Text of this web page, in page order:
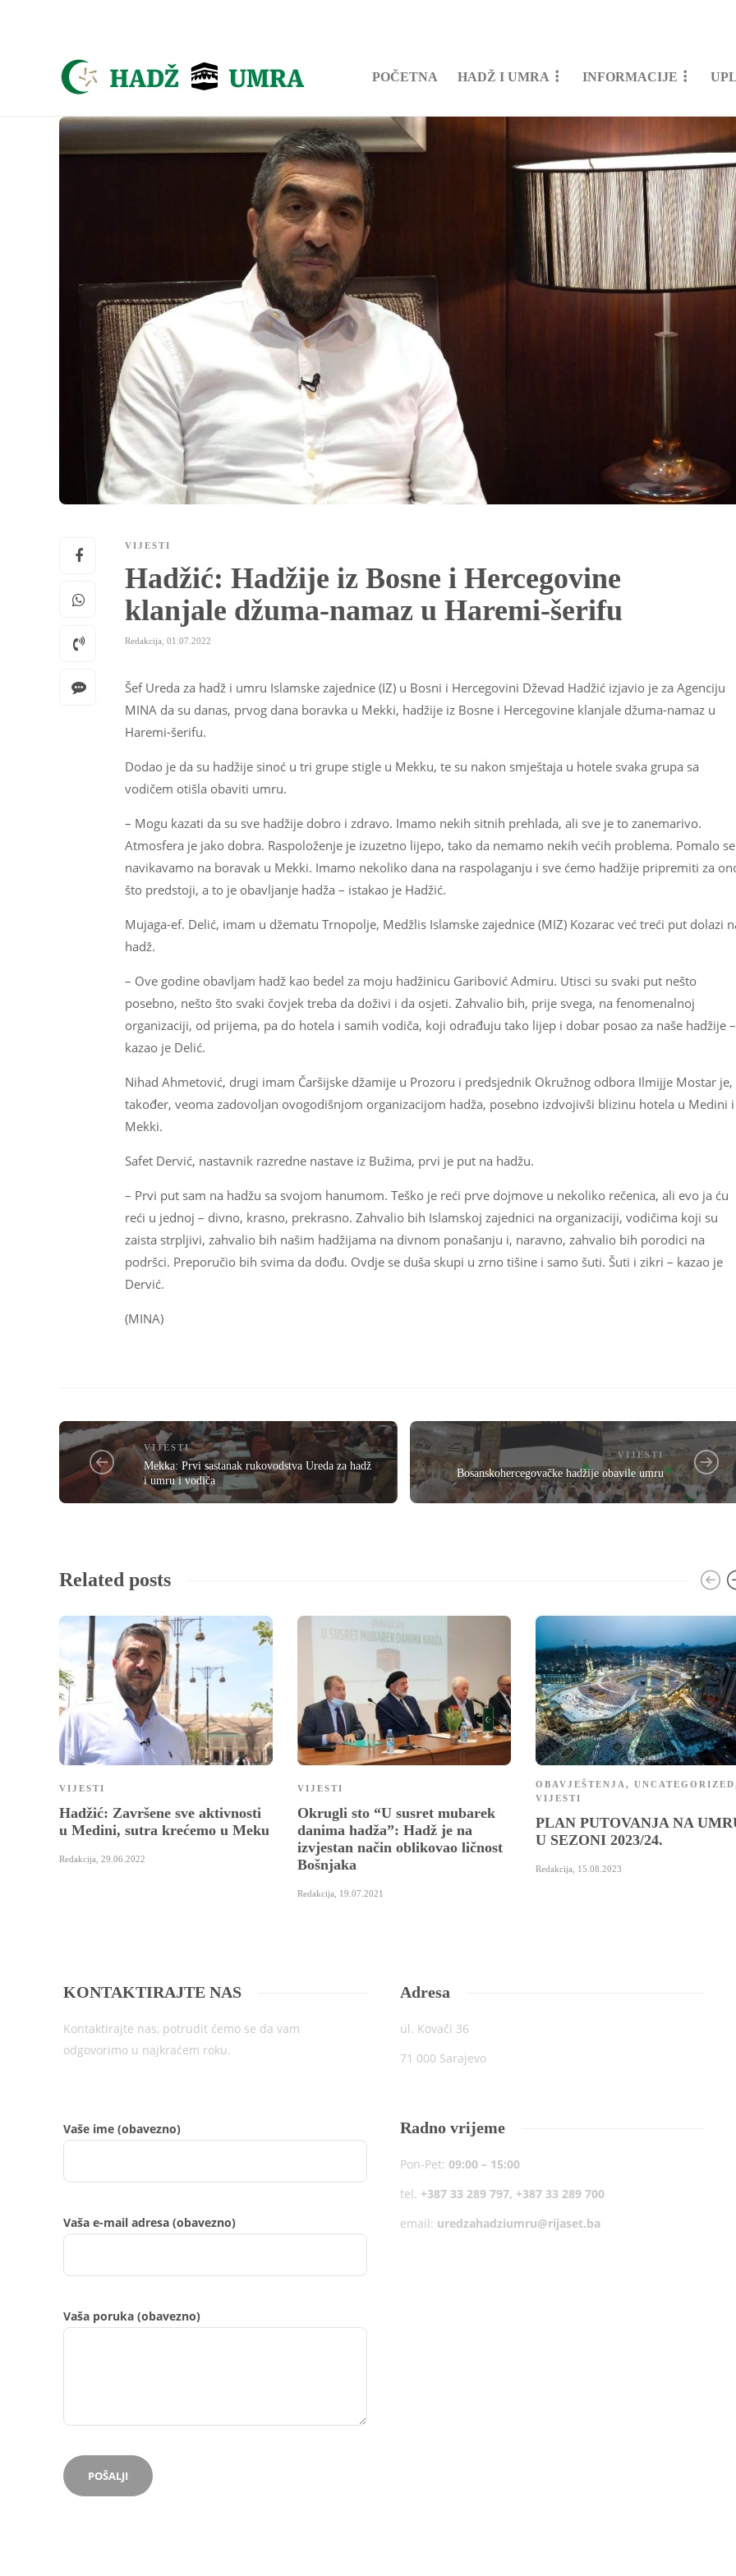
POČETNA HADŽ I UMRA INFORMACIJE
VIJESTI
Hadžić: Hadžije iz Bosne i Hercegovine
klanjale džuma-namaz u Haremi-šerifu
Redakcija 01.07.2022
Šef Ureda za hadž i umru Islamske zajednice (IZ) u Bosni i Hercegovini Dževad Hadžić izjavio je za Agenciju
MINA da su danas, prvog dana boravka u Mekki, hadžije iz Bosne i Hercegovine klanjale džuma-namaz u
Haremi-šerifu.
Dodao je da su hadžije sinoć u tri grupe stigle u Mekku, te su nakon smještaja u hotele svaka grupa sa
vodičem otišla obaviti umru.
– Mogu kazati da su sve hadžije dobro i zdravo. Imamo nekih sitnih prehlada, ali sve je to zanemarivo.
Atmosfera je jako dobra. Raspoloženje je izuzetno lijepo, tako da nemamo nekih većih problema. Pomalo se
navikavamo na boravak u Mekki. Imamo nekoliko dana na raspolaganju i sve ćemo hadžije pripremiti za
što predstoji, a to je obavljanje hadža – istakao je Hadžić.
Mujaga-ef. Delić, imam u džematu Trnopolje, Medžlis Islamske zajednice (MIZ) Kozarac već treći put dolazi
hadž.
– Ove godine obavljam hadž kao bedel za moju hadžinicu Garibović Admiru. Utisci su svaki put nešto
posebno, nešto što svaki čovjek treba da doživi i da osjeti. Zahvalio bih, prije svega, na fenomenalnoj
organizaciji, od prijema, pa do hotela i samih vodiča, koji odrađuju tako lijep i dobar posao za naše hadžije –
kazao je Delić.
Nihad Ahmetović, drugi imam Čaršijske džamije u Prozoru i predsjednik Okružnog odbora Ilmijje Mostar je,
također, veoma zadovoljan ovogodišnjom organizacijom hadža, posebno izdvojivši blizinu hotela u Medini i
Mekki.
Safet Dervić, nastavnik razredne nastave iz Bužima, prvi je put na hadžu.
– Prvi put sam na hadžu sa svojom hanumom. Teško je reći prve dojmove u nekoliko rečenica, ali evo ja ću
reći u jednoj – divno, krasno, prekrasno. Zahvalio bih Islamskoj zajednici na organizaciji, vodičima koji su
zaista strpljivi, zahvalio bih našim hadžijama na divnom ponašanju i, naravno, zahvalio bih porodici na
podršci. Preporučio bih svima da dođu. Ovdje se duša skupi u zrno tišine i samo šuti. Šuti i zikri – kazao je
Dervić.
(MINA)
VIJESTI
Mekka: Prvi sastanak rukovodstva Ureda za hadž
i umru i vodiča
VIJESTI
Bosanskohercegovačke hadžije obavile umru
Related posts
VIJESTI
Hadžić: Završene sve aktivnosti
u Medini, sutra krećemo u Meku
Redakcija 29.06.2022
VIJESTI
Okrugli sto “U susret mubarek
danima hadža”: Hadž je na
izvjestan način oblikovao ličnost
Bošnjaka
Redakcija 19.07.2021
OBAVJEŠTENJA , UNCATEGORIZED
VIJESTI
PLAN PUTOVANJA NA
U SEZONI 2023/24.
Redakcija 15.08.2023
KONTAKTIRAJTE NAS
Kontaktirajte nas, potrudit ćemo se da vam
odgovorimo u najkraćem roku.
Vaše ime (obavezno)
Vaša e-mail adresa (obavezno)
Vaša poruka (obavezno)
Adresa
ul. Kovači 36
71 000 Sarajevo
Radno vrijeme
Pon-Pet: 09:00 – 15:00
tel. +387 33 289 797, +387 33 289 700
email: uredzahadziumru@rijaset.ba